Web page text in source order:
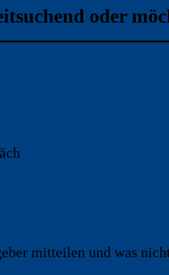
oder
mitteilen und was